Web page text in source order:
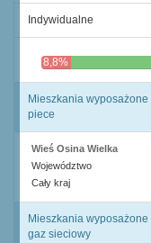
Indywidualne
8,8%
Mieszkania
piece
Wieś Osina Wielka
Województwo
Cały kraj
Mieszkania
gaz sieciowy